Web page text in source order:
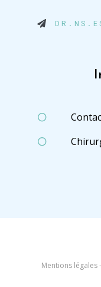
Mentions légales